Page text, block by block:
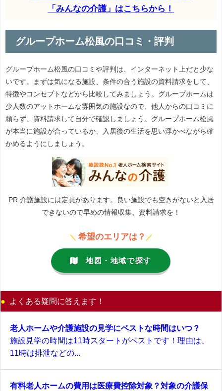
「みんなの介護」はこちらから！
グループホーム松風の口コミ・評判
グループホーム松風の口コミや評判は、インターネット上だと少な
いです。まずは気になる施設、条件の合う施設の資料請求をして、
特徴やコンセプトなどから比較してみましょう。グループホームは
少人数のアットホームな雰囲気の施設なので、他人からの口コミに
頼らず、資料請求して自分で確認しましょう。グループホーム松風
が本当に施設が合っているか、入居後の生活を思い浮かべながら確
かめるようにしましょう。
PR:介護施設には定員があります。良い施設でも空きがないと入居
できないので早めの情報収集、資料請求を！
＼ 希望のエリアは？ ／
地図・地域で探す
よくある疑問に答えます！
老人ホームや介護施設の見学にベストな時間はいつ？
施設見学の時間は11時スタートがベストです！理由は、
11時は排泄などの...
有料老人ホームの費用は医療費控除対象？対象の介護保